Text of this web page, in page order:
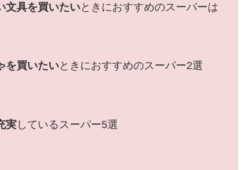
文具を買いたいときにおすすめのスーパーは
を買いたいときにおすすめのスーパー2選
実しているスーパー5選